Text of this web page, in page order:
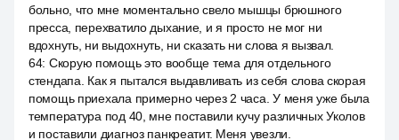
больно, что мне моментально свело мышцы брюшного
пресса, перехватило дыхание, и я просто не мог ни
вдохнуть, ни выдохнуть, ни сказать ни слова я вызвал.
64: Скорую помощь это вообще тема для отдельного
стендапа. Как я пытался выдавливать из себя слова скорая
помощь приехала примерно через 2 часа. У меня уже была
температура под 40, мне поставили кучу различных Уколов
и поставили диагноз панкреатит. Меня увезли.